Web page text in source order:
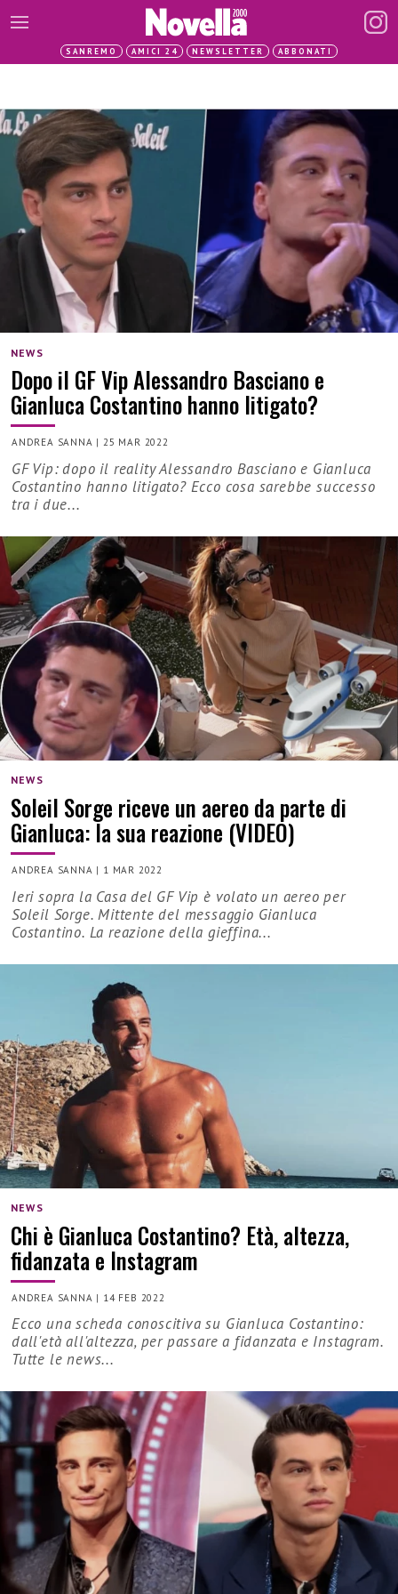
SANREMO AMICI 24 NEWSLETTER ABBONATI
NEWS
Dopo il GF Vip Alessandro Basciano e
Gianluca Costantino hanno litigato?
ANDREA SANNA |25 MAR 2022
GF Vip: dopo il reality Alessandro Basciano e Gianluca
Costantino hanno litigato? Ecco cosa sarebbe successo
tra i due...
NEWS
Soleil Sorge riceve un aereo da parte di
Gianluca: la sua reazione (VIDEO)
ANDREA SANNA | 1 MAR 2022
Ieri sopra la Casa del GF Vip è volato un aereo per
Soleil Sorge. Mittente del messaggio Gianluca
Costantino. La reazione della gieffina...
NEWS
Chi è Gianluca Costantino? Età, altezza,
fidanzata e Instagram
ANDREA SANNA | 14 FEB 2022
Ecco una scheda conoscitiva su Gianluca Costantino:
dall'età all'altezza, per passare a fidanzata e Instagram.
Tutte le news...